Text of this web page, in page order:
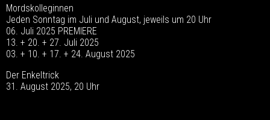
Mordskolleginnen
Jeden Sonntag im Juli und August, jeweils um 20 Uhr
06. Juli 2025 PREMIERE
13. + 20. + 27. Juli 2025
03. + 10. + 17. + 24. August 2025
Der Enkeltrick
31. August 2025, 20 Uhr